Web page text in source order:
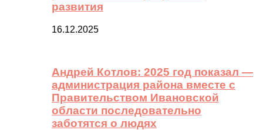
развития
16.12.2025
Андрей Котлов: 2025 год показал —
администрация района вместе с
Правительством Ивановской
области последовательно
заботятся о людях